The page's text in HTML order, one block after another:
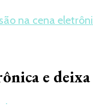
na cena
e